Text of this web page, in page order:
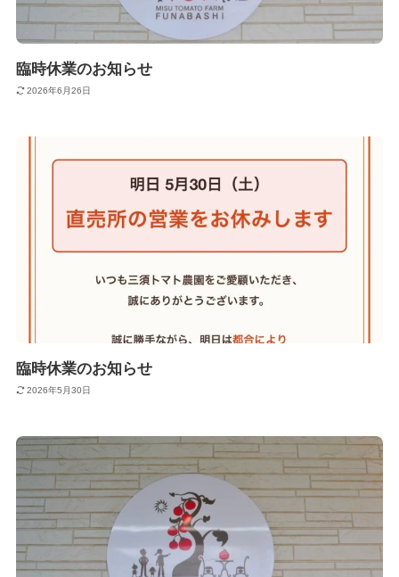
臨時休業のお知らせ
2026年6月26日
臨時休業のお知らせ
2026年5月30日